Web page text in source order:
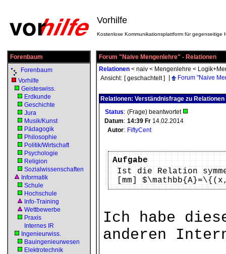
Vorhilfe
Kostenlose Kommunikationsplattform für gegenseitige
Forenbaum
Forenbaum
Vorhilfe
Geisteswiss.
Erdkunde
Geschichte
Jura
Musik/Kunst
Pädagogik
Philosophie
Politik/Wirtschaft
Psychologie
Religion
Sozialwissenschaften
Informatik
Schule
Hochschule
Info-Training
Wettbewerbe
Praxis
Internes IR
Ingenieurwiss.
Bauingenieurwesen
Elektrotechnik
Forum "Naive Mengenlehre" - Relationen
Relationen < naiv < Mengenlehre <
Ansicht: [ geschachtelt ] Forum "Naive
Relationen: Verständnisfrage zu Relationen
Status: (Frage) beantwortet
Datum: 14:39 Fr 14.02.2014
Autor: FiftyCent
Aufgabe
Ist die Relation
[mm]
Ich habe
anderen